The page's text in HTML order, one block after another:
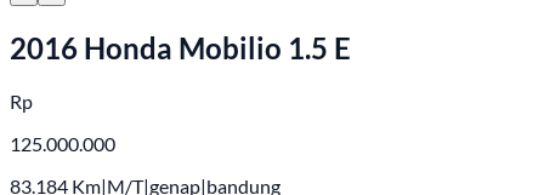
2016 Honda Mobilio 1.5 E
Rp
125.000.000
83.184 Km|M/T|genap|bandung